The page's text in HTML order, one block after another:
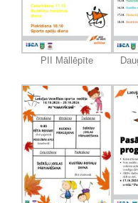
PII Māllēpīte